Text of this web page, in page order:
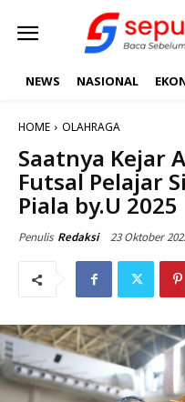
NEWS NASIONAL
HOME OLAHRAGA
Saatnya Kejar
Futsal Pelajar
Piala by.U 2025
Penulis Redaksi 23 Oktober